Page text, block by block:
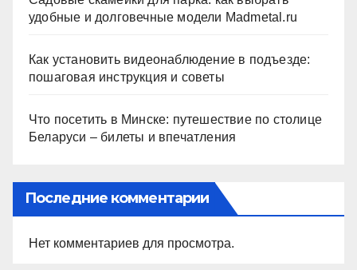
удобные и долговечные модели Madmetal.ru
Как установить видеонаблюдение в подъезде:
пошаговая инструкция и советы
Что посетить в Минске: путешествие по столице
Беларуси – билеты и впечатления
Последние комментарии
Нет комментариев для просмотра.